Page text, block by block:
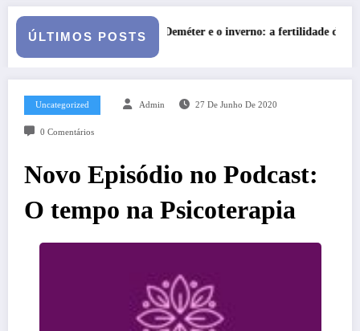
ÚLTIMOS POSTS
Deméter e o inverno: a fertilidade das profundezas Entre o
Uncategorized Admin 27 De Junho De 2020
0 Comentários
Novo Episódio no Podcast:
O tempo na Psicoterapia